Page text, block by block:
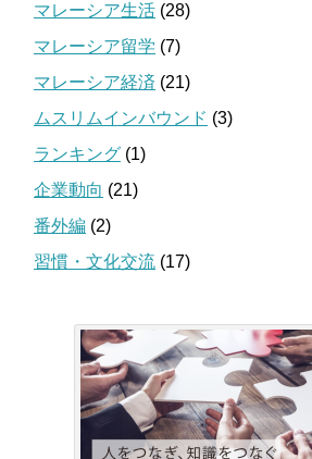
マレーシア生活 (28)
マレーシア留学 (7)
マレーシア経済 (21)
ムスリムインバウンド (3)
ランキング (1)
企業動向 (21)
番外編 (2)
習慣・文化交流 (17)